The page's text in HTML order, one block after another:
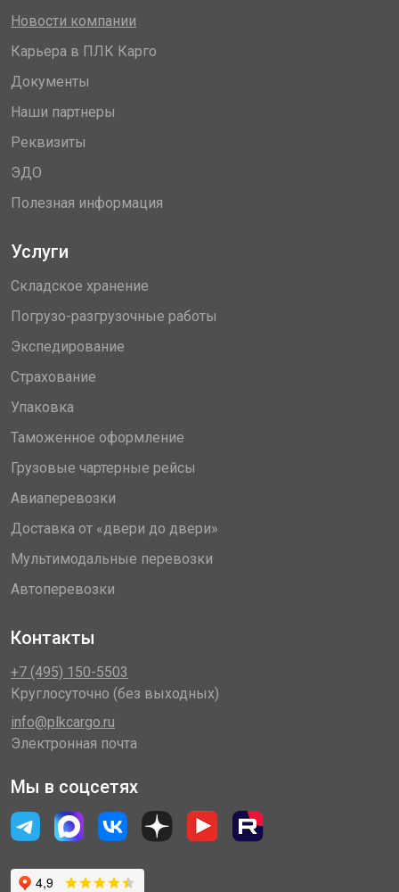
Новости компании
Карьера в ПЛК Карго
Документы
Наши партнеры
Реквизиты
ЭДО
Полезная информация
Услуги
Складское хранение
Погрузо-разгрузочные работы
Экспедирование
Страхование
Упаковка
Таможенное оформление
Грузовые чартерные рейсы
Авиаперевозки
Доставка от «двери до двери»
Мультимодальные перевозки
Автоперевозки
Контакты
+7 (495) 150-5503
Круглосуточно (без выходных)
info@plkcargo.ru
Электронная почта
Мы в соцсетях